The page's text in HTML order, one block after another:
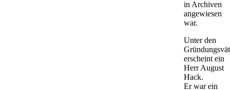
in Archiven
angewiesen
war.
Unter den
erscheint ein
Herr August
Hack.
Er war ein